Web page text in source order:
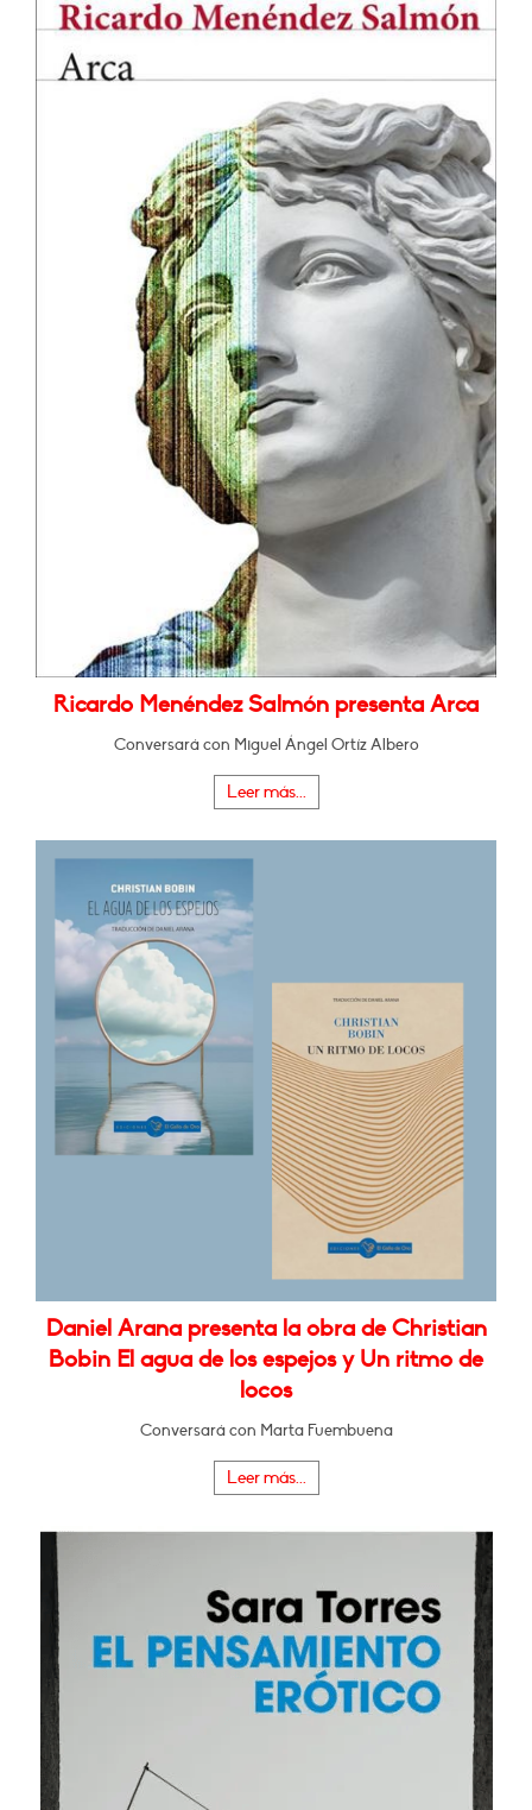
Ricardo Menéndez Salmón presenta Arca
Conversará con Miguel Ángel Ortíz Albero
Leer más...
Daniel Arana presenta la obra de Christian
Bobin El agua de los espejos y Un ritmo de
locos
Conversará con Marta Fuembuena
Leer más...